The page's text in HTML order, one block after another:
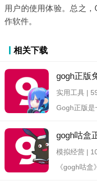
用户的使用体验。总之
作软件。
相关下载
gogh正版
实用工具 |
gogh咕盒
模拟经营 |